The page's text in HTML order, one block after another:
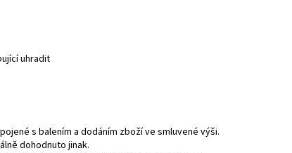
uhradit
s balením a dodáním zboží ve smluvené výši.
dohodnuto jinak.